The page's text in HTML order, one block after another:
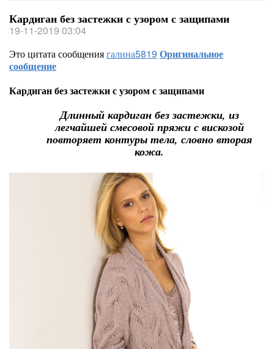
Кардиган без застежки с узором с защипами
19-11-2019 03:04
Это цитата сообщениягалина5819 Оригинальное
сообщение
Кардиган без застежки с узором с защипами
Длинный кардиган без застежки, из
легчайшей смесовой пряжи с вискозой
повторяет контуры тела, словно вторая
кожа.